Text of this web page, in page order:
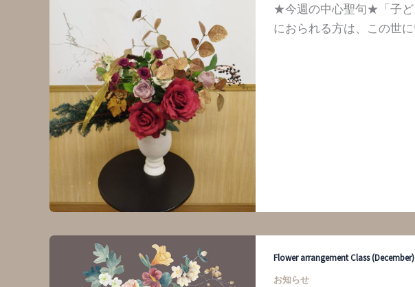
★今週の中心聖句★「子ど
におられる方は、この世
Flower arrangement Class (December)
お知らせ